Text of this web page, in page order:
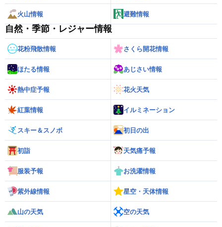
火山情報 避難情報
自然・季節・レジャー情報
花粉飛散情報 さくら開花情報
ほたる情報 あじさい情報
熱中症予報 花火天気
紅葉情報 イルミネーション
スキー＆スノボ 初日の出
初詣 天気痛予報
服装予報 お洗濯情報
紫外線情報 星空・天体情報
山の天気 空の天気